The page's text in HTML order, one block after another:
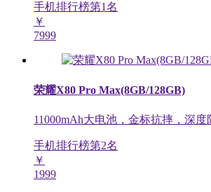
手机排行榜第1名
￥
7999
荣耀X80 Pro Max(8GB/128GB)
11000mAh大电池，金标抗摔，深度
手机排行榜第2名
￥
1999